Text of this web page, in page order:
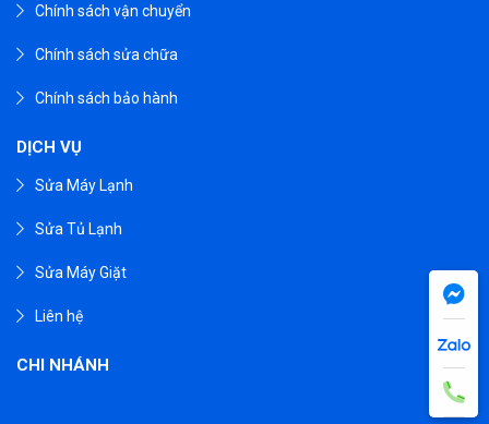
Chính sách vận chuyển
Chính sách sửa chữa
Chính sách bảo hành
DỊCH VỤ
Sửa Máy Lạnh
Sửa Tủ Lạnh
Sửa Máy Giặt
Liên hệ
CHI NHÁNH